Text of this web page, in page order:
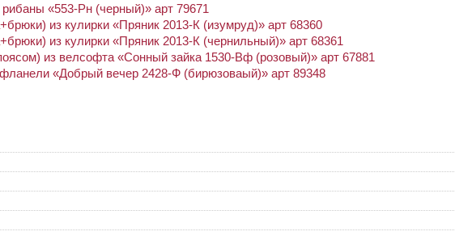
«553-Рн (черный)» арт 79671
из кулирки «Пряник 2013-К (изумруд)» арт 68360
из кулирки «Пряник 2013-К (чернильный)» арт 68361
из велсофта «Сонный зайка 1530-Вф (розовый)» арт 67881
«Добрый вечер 2428-Ф (бирюзоваый)» арт 89348